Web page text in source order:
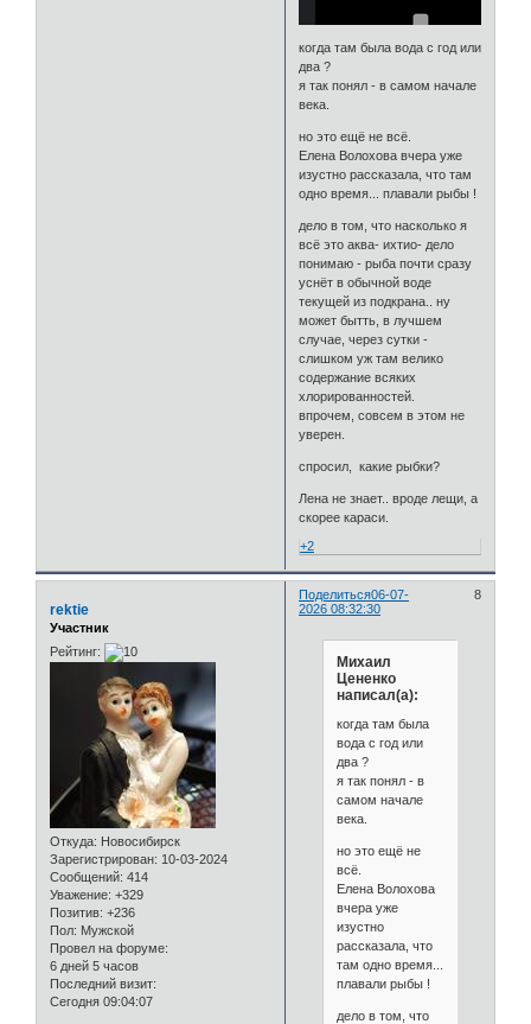
когда там была вода с год или
два ?
я так понял - в самом начале
века.
но это ещё не всё.
Елена Волохова вчера уже
изустно рассказала, что там
одно время... плавали рыбы !
дело в том, что насколько я
всё это аква- ихтио- дело
понимаю - рыба почти сразу
уснёт в обычной воде
текущей из подкрана.. ну
может бытть, в лучшем
случае, через сутки -
слишком уж там велико
содержание всяких
хлорированностей.
впрочем, совсем в этом не
уверен.
спросил, какие рыбки?
Лена не знает.. вроде лещи, а
скорее караси.
+2
Поделиться 8
06-07-
2026 08:32:30
rektie
Участник
Рейтинг:
Откуда: Новосибирск
Зарегистрирован: 10-03-2024
Сообщений: 414
Уважение: +329
Позитив: +236
Пол: Мужской
Провел на форуме:
6 дней 5 часов
Последний визит:
Сегодня 09:04:07
Михаил
Цененко
написал(а):
когда там была
вода с год или
два ?
я так понял - в
самом начале
века.
но это ещё не
всё.
Елена Волохова
вчера уже
изустно
рассказала, что
там одно время...
плавали рыбы !
дело в том, что